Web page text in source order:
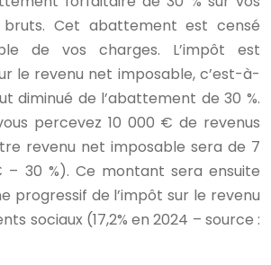
bruts. Cet abattement est censé
de vos charges. L’impôt est
le revenu net imposable, c’est-à-
diminué de l’abattement de 30 %.
percevez 10 000 € de revenus
revenu net imposable sera de 7
30 %). Ce montant sera ensuite
progressif de l’impôt sur le revenu
sociaux (17,2% en 2024 – source :